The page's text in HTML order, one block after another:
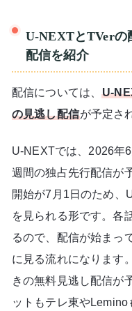
U-NEXTとTVerの
配信を紹介
配信については、U-
の見逃し配信が予定さ
U-NEXTでは、2026年
週間の独占先行配信が
開始が7月1日のため、
を見られる形です。各
るので、配信が始まっ
に見る流れになります
きの無料見逃し配信が
ットもテレ東や